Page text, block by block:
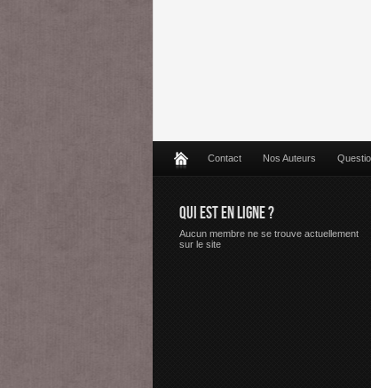
Contact Nos Auteurs
QUI EST EN LIGNE ?
Aucun membre ne se trouve actuellement
sur le site